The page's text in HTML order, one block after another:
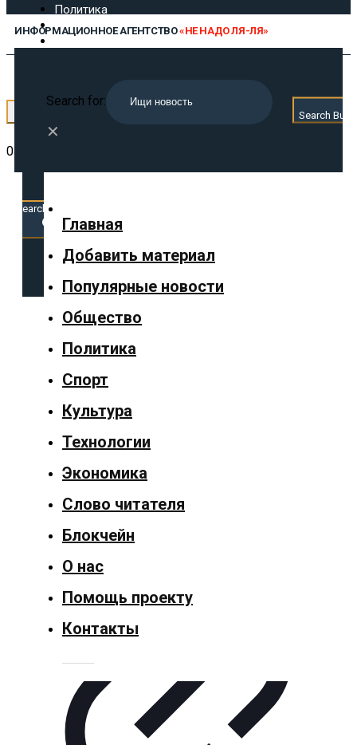
Политика
Экономика
Предложить новость
Search Button
✕
Главная
материал
Популярные
новости
Общество
Спорт
Культура
Экономика
ИНФОРМАЦИОННОЕ АГЕНТСТВО«НЕ НАДО ЛЯ-ЛЯ»
Search for:
Search
✕
Главная
Добавить материал
Популярные новости
Общество
Политика
Спорт
Культура
Технологии
Экономика
Слово читателя
Блокчейн
О нас
Помощь проекту
Контакты
03.04.2026